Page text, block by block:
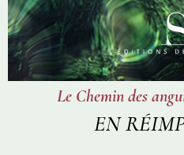
Le Chemin des
EN